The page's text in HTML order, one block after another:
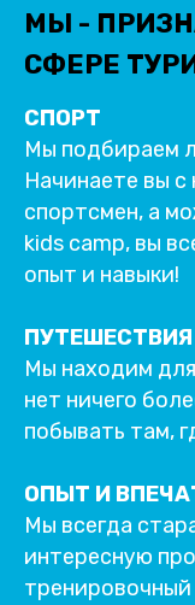
МЫ -
СФЕРЕ
СПОРТ
Мы подбираем
Начинаете вы
спортсмен, а
kids camp, вы
опыт и навыки!
ПУТЕШЕСТВИЯ
Мы находим
нет ничего
побывать там,
ОПЫТ И
Мы всегда
интересную